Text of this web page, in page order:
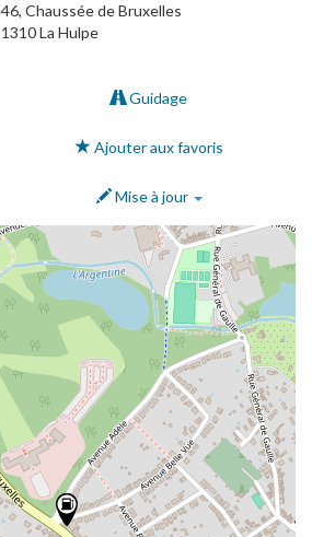
46, Chaussée de Bruxelles
1310La Hulpe
Guidage
Ajouter aux favoris
Mise à jour